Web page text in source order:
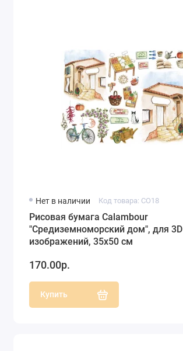
Нет в наличии Код товара: CO18
Рисовая бумага Calambour
"Средиземноморский дом", для 3D
изображений, 35х50 см
170.00р.
Купить